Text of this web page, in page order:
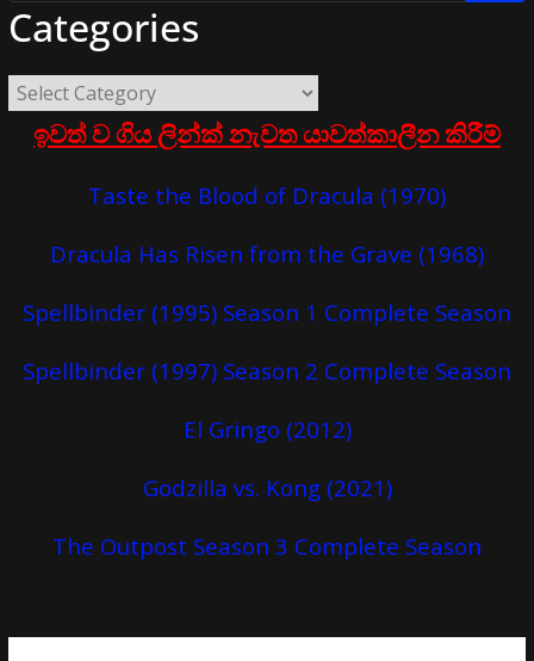
Categories
ඉවත් ව ගිය ලින්ක් නැවත යාවත්කාලීන කිරීම්
Taste the Blood of Dracula (1970)
Dracula Has Risen from the Grave (1968)
Spellbinder (1995) Season 1 Complete Season
Spellbinder (1997) Season 2 Complete Season
El Gringo (2012)
Godzilla vs. Kong (2021)
The Outpost Season 3 Complete Season